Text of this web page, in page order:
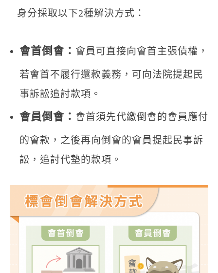
身分採取以下2種解決方式：
會首倒會： 會員可直接向會首主張債權，
若會首不履行還款義務，可向法院提起民
事訴訟追討款項。
會員倒會： 會首須先代繳倒會的會員應付
的會款，之後再向倒會的會員提起民事訴
訟，追討代墊的款項。